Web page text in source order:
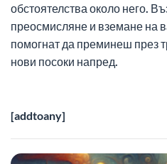
обстоятелства около него.
преосмисляне и вземане на
помогнат да преминеш през
нови посоки напред.
[addtoany]